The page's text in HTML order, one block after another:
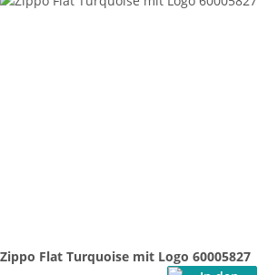
Zippo Flat Turquoise mit Logo 60005827